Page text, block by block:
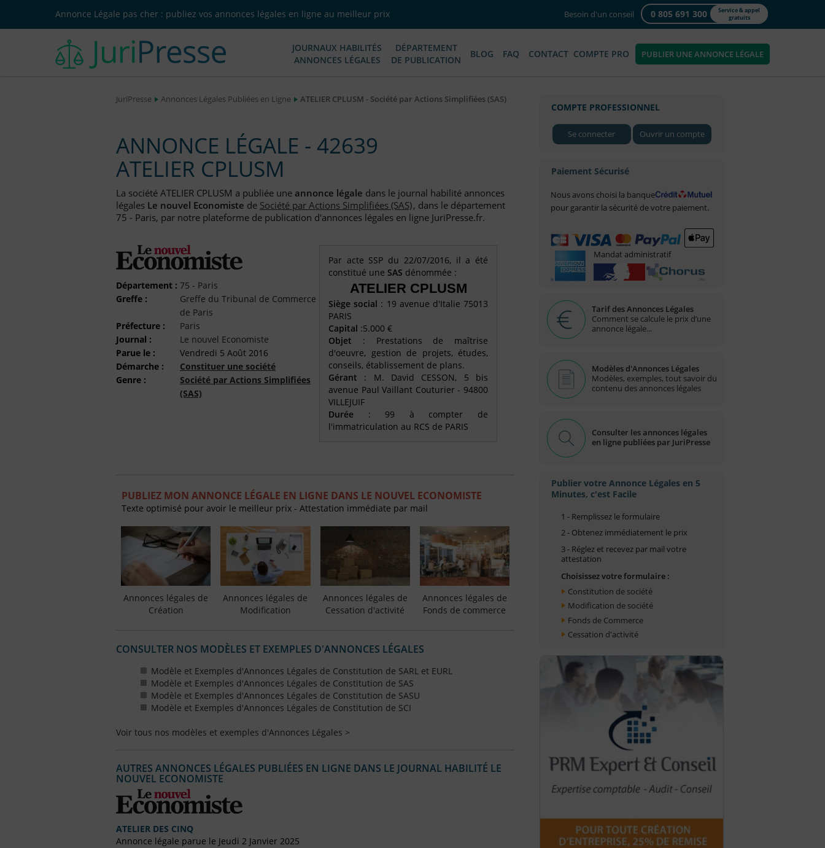
Annonce Légale pas cher : publiez vos annonces légales en ligne au meilleur prix Besoin d'un conseil 0 805 691 300
Service & appel
gratuits
JOURNAUX HABILITÉS
ANNONCES LÉGALES
DÉPARTEMENT
DE PUBLICATION
BLOG FAQ CONTACT COMPTE PRO PUBLIER UNE ANNONCE LÉGALE
JuriPresse Annonces Légales Publiées en Ligne ATELIER CPLUSM - Société par Actions Simplifiées (SAS)
ANNONCE LÉGALE - 42639
ATELIER CPLUSM
La société ATELIER CPLUSM a publiée une annonce légale dans le journal habilité annonces
légales Le nouvel Economiste de Société par Actions Simplifiées (SAS), dans le département
75 - Paris, par notre plateforme de publication d'annonces légales en ligne JuriPresse.fr.
Département : 75 - Paris
Greffe :
Greffe du Tribunal de Commerce
de Paris
Préfecture :
Paris
Journal :
Le nouvel Economiste
Parue le :
Vendredi 5 Août 2016
Démarche :
Constituer une société
Genre :
Société par Actions Simplifiées
(SAS)
Par acte SSP du 22/07/2016, il a été
constitué une SAS dénommée :
ATELIER CPLUSM
Siège social : 19 avenue d'Italie 75013
PARIS
Capital :5.000 €
Objet : Prestations de maîtrise
d'oeuvre, gestion de projets, études,
conseils, établissement de plans.
Gérant : M. David CESSON, 5 bis
avenue Paul Vaillant Couturier - 94800
VILLEJUIF
Durée : 99 à compter de
l'immatriculation au RCS de PARIS
PUBLIEZ MON ANNONCE LÉGALE EN LIGNE DANS LE NOUVEL ECONOMISTE
Texte optimisé pour avoir le meilleur prix - Attestation immédiate par mail
Annonces légales de
Création
Annonces légales de
Modification
Annonces légales de
Cessation d'activité
Annonces légales de
Fonds de commerce
CONSULTER NOS MODÈLES ET EXEMPLES D'ANNONCES LÉGALES
Modèle et Exemples d'Annonces Légales de Constitution de SARL et EURL
Modèle et Exemples d'Annonces Légales de Constitution de SAS
Modèle et Exemples d'Annonces Légales de Constitution de SASU
Modèle et Exemples d'Annonces Légales de Constitution de SCI
Voir tous nos modèles et exemples d'Annonces Légales >
AUTRES ANNONCES LÉGALES PUBLIÉES EN LIGNE DANS LE JOURNAL HABILITÉ LE
NOUVEL ECONOMISTE
ATELIER DES CINQ
Annonce légale parue le Jeudi 2 Janvier 2025
COMPTE PROFESSIONNEL
Se connecter Ouvrir un compte
Paiement Sécurisé
Nous avons choisi la banque
pour garantir la sécurité de votre paiement.
Mandat administratif
Tarif des Annonces Légales
Comment se calcule le prix d’une
annonce légale...
Modèles d'Annonces Légales
Modèles, exemples, tout savoir du
contenu des annonces légales
Consulter les annonces légales
en ligne publiées par JuriPresse
Publier votre Annonce Légales en 5
Minutes, c'est Facile
1 - Remplissez le formulaire
2 - Obtenez immédiatement le prix
3 - Réglez et recevez par mail votre
attestation
Choisissez votre formulaire :
Constitution de société
Modification de société
Fonds de Commerce
Cessation d'activité